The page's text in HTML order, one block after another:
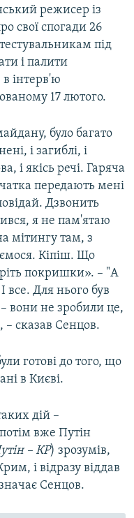
режисер із
свої спогади 26
під
і палити
інтерв'ю
17 лютого.
було багато
і загиблі, і
і якісь речі. Гаряча
передають мені
Дзвонить
я не пам'ятаю
мітингу там, з
Кіпіш. Що
покришки». – "А
все. Для нього був
вони не зробили це,
– сказав Сенцов.
готові до того, що
в Києві.
дій –
вже Путін
– КР) зрозумів,
і відразу віддав
Сенцов.